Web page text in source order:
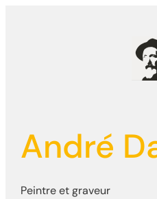
André
Peintre et graveur